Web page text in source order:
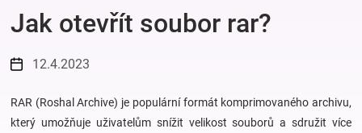
oblečení
Pokojíček
a
Jak otevřít soubor rar?
12.4.2023
RAR (Roshal Archive) je populární formát komprimovaného archivu,
který umožňuje uživatelům snížit velikost souborů a sdružit více